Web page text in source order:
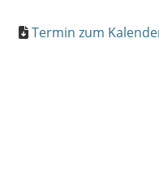
Termin zum